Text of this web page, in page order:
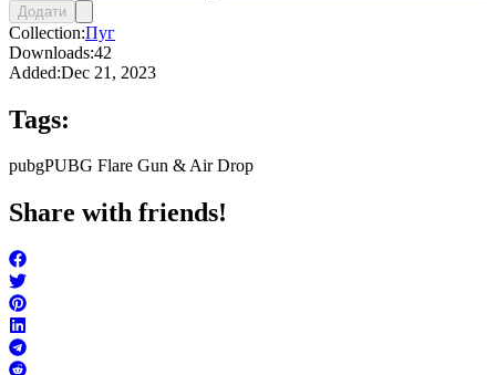
Додати
Collection:Пуг
Downloads:42
Added:Dec 21, 2023
Tags:
pubgPUBG Flare Gun & Air Drop
Share with friends!